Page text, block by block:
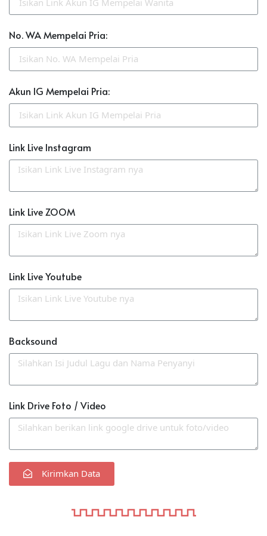
No. WA Mempelai Pria:
Akun IG Mempelai Pria:
Link Live Instagram
Link Live ZOOM
Link Live Youtube
Backsound
Link Drive Foto / Video
Kirimkan Data